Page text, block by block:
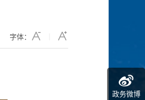
字体：
政务微博